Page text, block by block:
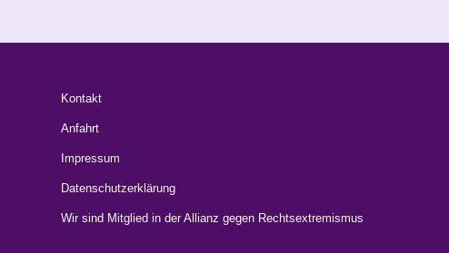
Kontakt
Anfahrt
Impressum
Datenschutzerklärung
Wir sind Mitglied in der Allianz gegen Rechtsextremismus